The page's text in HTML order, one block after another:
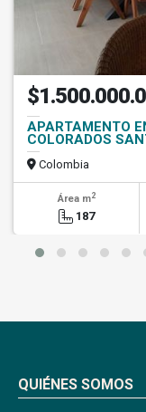
APARTAMENTO
COLORADOS
Colombia
Área m2
187
QUIÉNES SOMOS